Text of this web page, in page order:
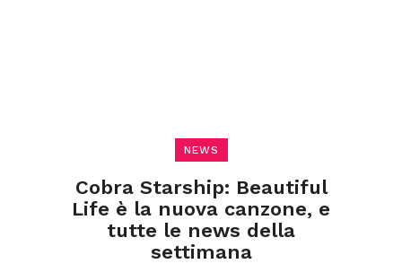
NEWS
Cobra Starship: Beautiful
Life è la nuova canzone, e
tutte le news della
settimana